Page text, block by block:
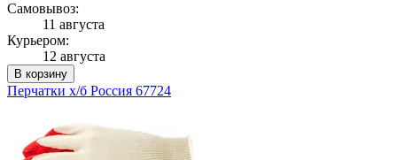
Самовывоз:
11 августа
Курьером:
12 августа
В корзину
Перчатки х/б Россия 67724